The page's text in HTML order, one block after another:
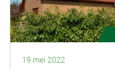
19 mei 2022